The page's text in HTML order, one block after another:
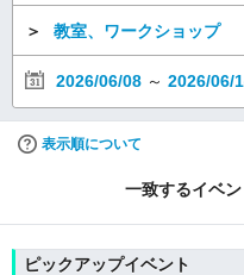
＞ 教室、ワークショップ
2026/06/08 ～ 2026/06/
表示順について
一致するイベ
ピックアップイベント